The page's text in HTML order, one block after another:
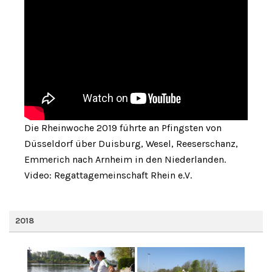
Die Rheinwoche 2019 führte an Pfingsten von
Düsseldorf über Duisburg, Wesel, Reeserschanz,
Emmerich nach Arnheim in den Niederlanden.
Video: Regattagemeinschaft Rhein e.V.
2018